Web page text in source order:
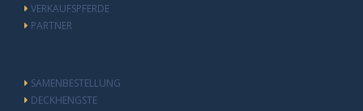
VERKAUFSPFERDE
PARTNER
SAMENBESTELLUNG
DECKHENGSTE